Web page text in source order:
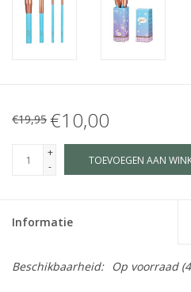
€19,95 €10,00
+
-
TOEVOEGEN AAN
Informatie
Beschikbaarheid: Op voorraad